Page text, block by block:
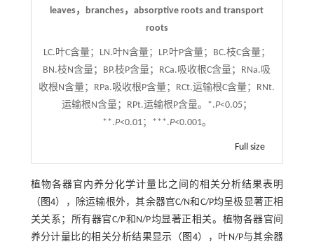
leaves，branches，absorptive roots and transport
roots
LC.叶C含量；LN.叶N含量；LP.叶P含量；BC.枝C含量；
BN.枝N含量；BP.枝P含量；RCa.吸收根C含量；RNa.吸
收根N含量；RPa.吸收根P含量；RCt.运输根C含量；RNt.
运输根N含量；RPt.运输根P含量。*.P<0.05；
**.P<0.01；***.P<0.001。
Full size
植物各器官内养分化学计量比之间的相关分析结果表明
（ 图4），除运输根外，其余器官C/N和C/P均呈极显著正相
关关系；所有器官C/P和N/P均显著正相关。植物各器官间
养分计量比的相关分析结果显示（ 图4），叶N/P与其余器